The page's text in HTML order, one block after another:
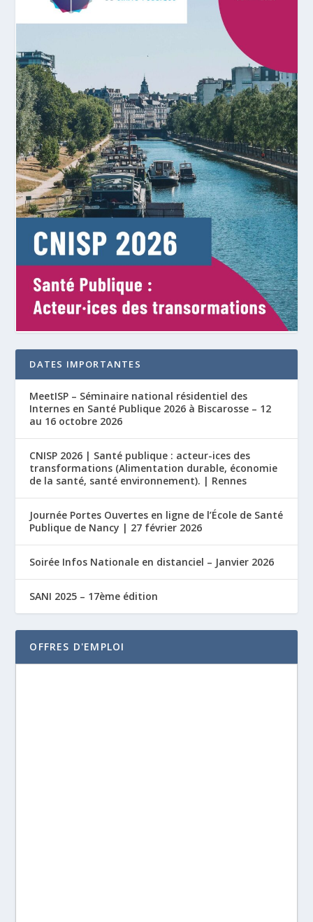
DATES IMPORTANTES
MeetISP – Séminaire national résidentiel des
Internes en Santé Publique 2026 à Biscarosse – 12
au 16 octobre 2026
CNISP 2026 | Santé publique : acteur-ices des
transformations (Alimentation durable, économie
de la santé, santé environnement). | Rennes
Journée Portes Ouvertes en ligne de l’École de Santé
Publique de Nancy | 27 février 2026
Soirée Infos Nationale en distanciel – Janvier 2026
SANI 2025 – 17ème édition
OFFRES D'EMPLOI